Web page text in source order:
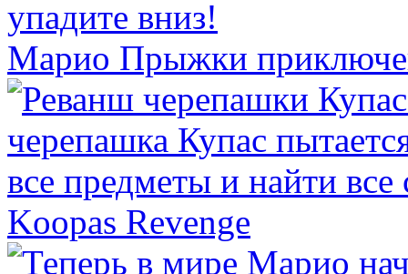
Марио Прыжки
Koopas Revenge